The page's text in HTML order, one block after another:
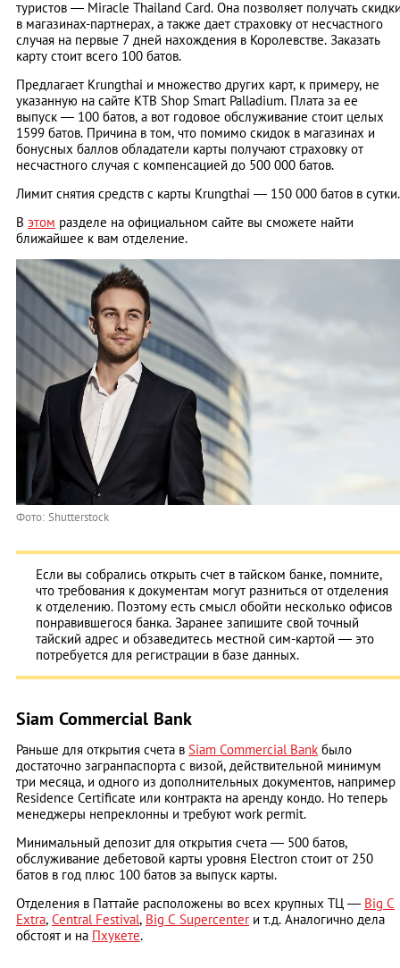
туристов ― Miracle Thailand Card. Она позволяет получать
в магазинах-партнерах, а также дает страховку от несчастного
случая на первые 7 дней нахождения в Королевстве. Заказать
карту стоит всего 100 батов.
Предлагает Krungthai и множество других карт, к примеру, не
указанную на сайте KTB Shop Smart Palladium. Плата за ее
выпуск ― 100 батов, а вот годовое обслуживание стоит целых
1599 батов. Причина в том, что помимо скидок в магазинах и
бонусных баллов обладатели карты получают страховку от
несчастного случая с компенсацией до 500 000 батов.
Лимит снятия средств с карты Krungthai ― 150 000 батов в сутки.
В этом разделе на официальном сайте вы сможете найти
ближайшее к вам отделение.
Фото: Shutterstock
Если вы собрались открыть счет в тайском банке, помните,
что требования к документам могут разниться от отделения
к отделению. Поэтому есть смысл обойти несколько офисов
понравившегося банка. Заранее запишите свой точный
тайский адрес и обзаведитесь местной сим-картой ― это
потребуется для регистрации в базе данных.
Siam Commercial Bank
Раньше для открытия счета в Siam Commercial Bank было
достаточно загранпаспорта с визой, действительной минимум
три месяца, и одного из дополнительных документов, например
Residence Certificate или контракта на аренду кондо. Но теперь
менеджеры непреклонны и требуют work permit.
Минимальный депозит для открытия счета ― 500 батов,
обслуживание дебетовой карты уровня Еlectron стоит от 250
батов в год плюс 100 батов за выпуск карты.
Отделения в Паттайе расположены во всех крупных ТЦ ― Big C
Еxtra, Central Festival, Big C Supercenter и т.д. Аналогично дела
обстоят и на Пхукете.